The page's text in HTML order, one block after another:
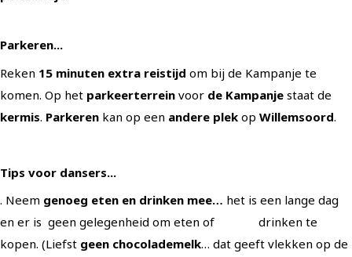
Parkeren...
Reken 15 minuten extra reistijd om bij de Kampanje te
komen. Op het parkeerterrein voor de Kampanje staat de
kermis. Parkeren kan op een andere plek op Willemsoord.
Tips voor dansers...
. Neem genoeg eten en drinken mee… het is een lange dag
en er is geen gelegenheid om eten of drinken te
kopen. (Liefst geen chocolademelk… dat geeft vlekken op de